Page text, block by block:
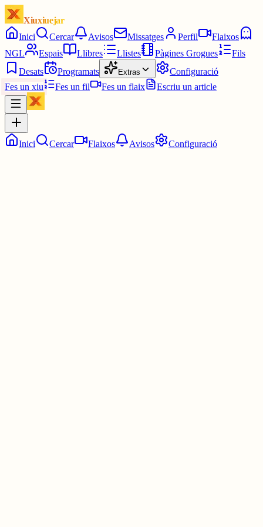
Xiuxiuejar
Inici
Cercar Avisos Missatges Perfil
Flaixos
NGL
Espais Llibres Llistes Pàgines Grogues
Fils
Desats
Programats Extras
Configuració
Fes un xiu
Fes un fil Fes un flaix Escriu un article
Inici Cercar Flaixos Avisos Configuració